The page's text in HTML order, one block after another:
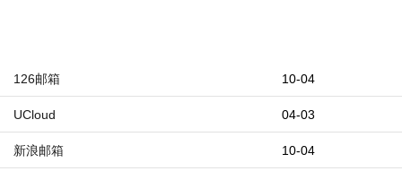
10-04
126邮箱
04-03
UCloud
10-04
新浪邮箱